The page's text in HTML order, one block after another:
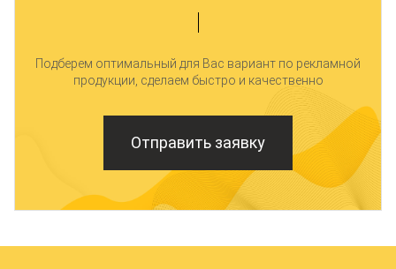
Подберем оптимальный для Вас вариант по рекламной
продукции, сделаем быстро и качественно
Отправить заявку